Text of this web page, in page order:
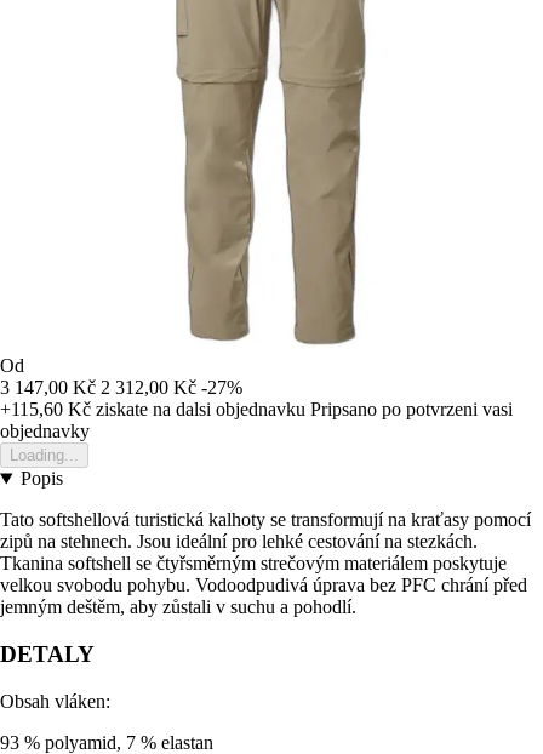
Od
3 147,00 Kč 2 312,00 Kč -27%
+115,60 Kč ziskate na dalsi objednavku Pripsano po potvrzeni vasi
objednavky
Loading...
Popis
Tato softshellová turistická kalhoty se transformují na kraťasy pomocí
zipů na stehnech. Jsou ideální pro lehké cestování na stezkách.
Tkanina softshell se čtyřsměrným strečovým materiálem poskytuje
velkou svobodu pohybu. Vodoodpudivá úprava bez PFC chrání před
jemným deštěm, aby zůstali v suchu a pohodlí.
DETALY
Obsah vláken:
93 % polyamid, 7 % elastan